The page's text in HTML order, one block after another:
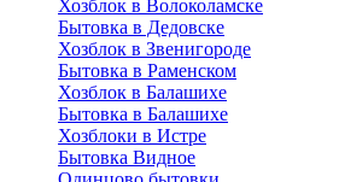
Хозблок в Волоколамске
Бытовкa в Дедовске
Хозблок в Звенигороде
Бытовка в Раменском
Хозблок в Балашихе
Бытовкa в Балашихе
Хозблоки в Истре
Бытовка Видное